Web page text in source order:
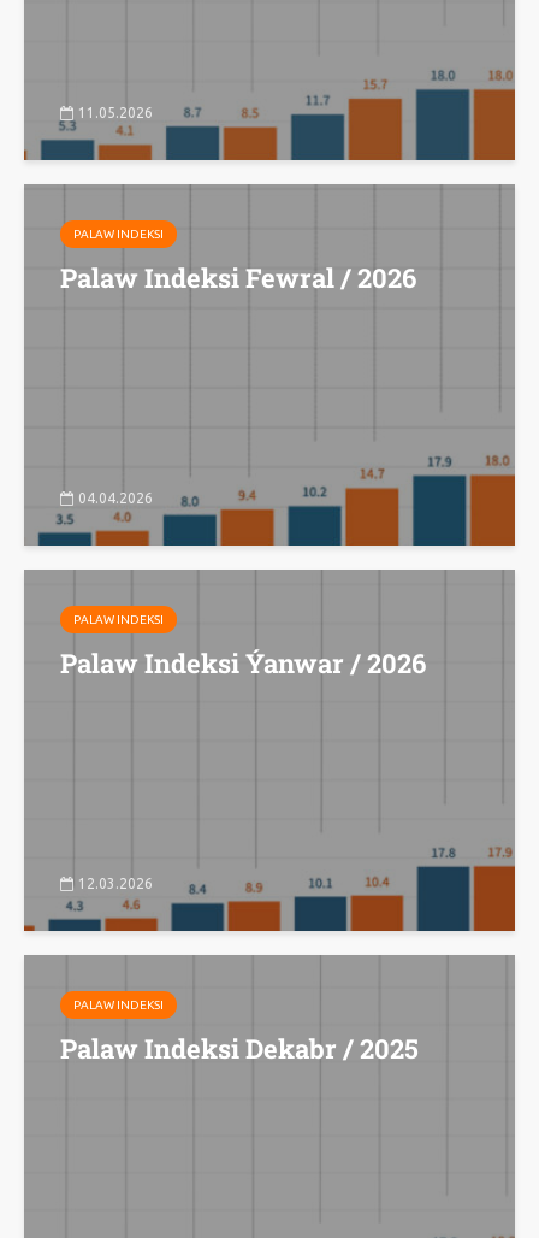
11.05.2026
PALAW INDEKSI
Palaw Indeksi Fewral / 2026
04.04.2026
PALAW INDEKSI
Palaw Indeksi Ýanwar / 2026
12.03.2026
PALAW INDEKSI
Palaw Indeksi Dekabr / 2025